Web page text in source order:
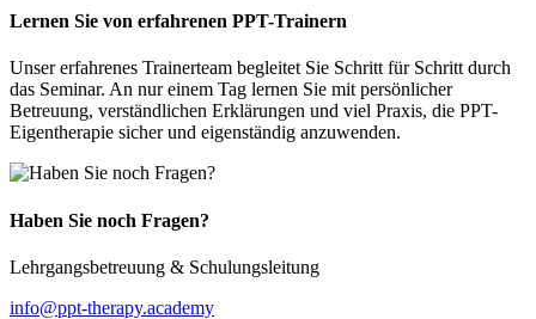
Lernen Sie von erfahrenen PPT-Trainern
Unser erfahrenes Trainerteam begleitet Sie Schritt für Schritt durch
das Seminar. An nur einem Tag lernen Sie mit persönlicher
Betreuung, verständlichen Erklärungen und viel Praxis, die PPT-
Eigentherapie sicher und eigenständig anzuwenden.
Haben Sie noch Fragen?
Lehrgangsbetreuung & Schulungsleitung
info@ppt-therapy.academy